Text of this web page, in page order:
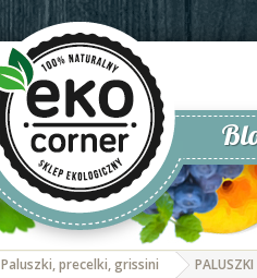
Paluszki, precelki, grissini